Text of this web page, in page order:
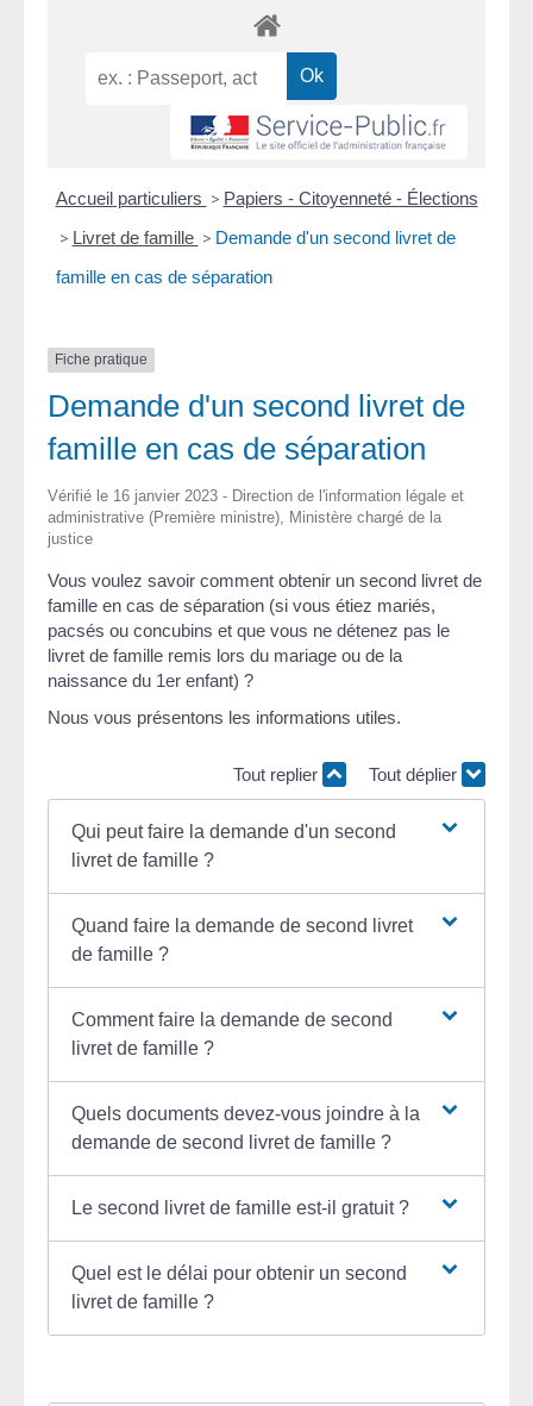
Accueil particuliers > Papiers - Citoyenneté - Élections
> Livret de famille > Demande d'un second livret de
famille en cas de séparation
Fiche pratique
Demande d'un second livret de
famille en cas de séparation
Vérifié le 16 janvier 2023 - Direction de l'information légale et
administrative (Première ministre), Ministère chargé de la
justice
Vous voulez savoir comment obtenir un second livret de
famille en cas de séparation (si vous étiez mariés,
pacsés ou concubins et que vous ne détenez pas le
livret de famille remis lors du mariage ou de la
naissance du 1er enfant) ?
Nous vous présentons les informations utiles.
Tout replier Tout déplier
Qui peut faire la demande d'un second
livret de famille ?
Quand faire la demande de second livret
de famille ?
Comment faire la demande de second
livret de famille ?
Quels documents devez-vous joindre à la
demande de second livret de famille ?
Le second livret de famille est-il gratuit ?
Quel est le délai pour obtenir un second
livret de famille ?